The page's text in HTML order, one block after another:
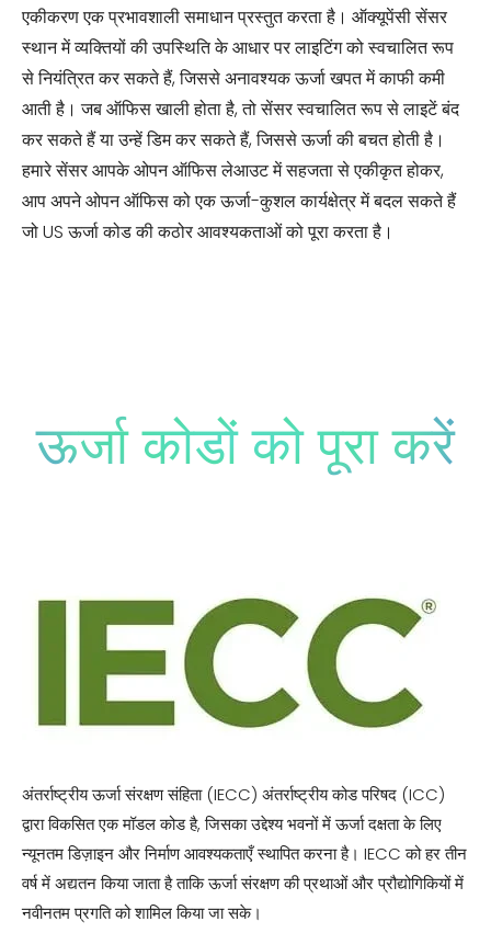
एकीकरण एक प्रभावशाली समाधान प्रस्तुत करता है। ऑक्यूपेंसी सेंसर
स्थान में व्यक्तियों की उपस्थिति के आधार पर लाइटिंग को स्वचालित रूप
से नियंत्रित कर सकते हैं, जिससे अनावश्यक ऊर्जा खपत में काफी कमी
आती है। जब ऑफिस खाली होता है, तो सेंसर स्वचालित रूप से लाइटें बंद
कर सकते हैं या उन्हें डिम कर सकते हैं, जिससे ऊर्जा की बचत होती है।
हमारे सेंसर आपके ओपन ऑफिस लेआउट में सहजता से एकीकृत होकर,
आप अपने ओपन ऑफिस को एक ऊर्जा-कुशल कार्यक्षेत्र में बदल सकते हैं
जो US ऊर्जा कोड की कठोर आवश्यकताओं को पूरा करता है।
ऊर्जा कोडों को पूरा करें
अंतर्राष्ट्रीय ऊर्जा संरक्षण संहिता (IECC) अंतर्राष्ट्रीय कोड परिषद (ICC)
द्वारा विकसित एक मॉडल कोड है, जिसका उद्देश्य भवनों में ऊर्जा दक्षता के लिए
न्यूनतम डिज़ाइन और निर्माण आवश्यकताएँ स्थापित करना है। IECC को हर तीन
वर्ष में अद्यतन किया जाता है ताकि ऊर्जा संरक्षण की प्रथाओं और प्रौद्योगिकियों में
नवीनतम प्रगति को शामिल किया जा सके।